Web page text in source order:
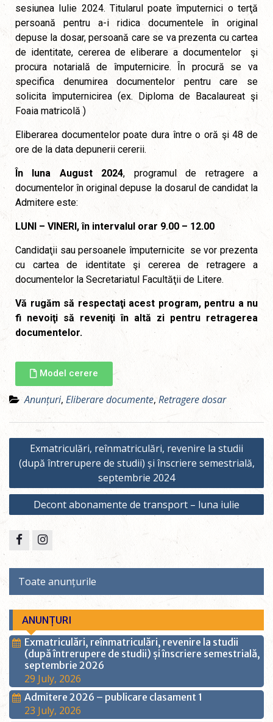
sesiunea Iulie 2024. Titularul poate împuternici o terţă
persoană pentru a-i ridica documentele în original
depuse la dosar, persoană care se va prezenta cu cartea
de identitate, cererea de eliberare a documentelor şi
procura notarială de împuternicire. În procură se va
specifica denumirea documentelor pentru care se
solicita împuternicirea (ex. Diploma de Bacalaureat şi
Foaia matricolă )
Eliberarea documentelor poate dura între o oră şi 48 de
ore de la data depunerii cererii.
În luna August 2024, programul de retragere a
documentelor în original depuse la dosarul de candidat la
Admitere este:
LUNI – VINERI, în intervalul orar 9.00 – 12.00
Candidaţii sau persoanele împuternicite se vor prezenta
cu cartea de identitate şi cererea de retragere a
documentelor la Secretariatul Facultăţii de Litere.
Vă rugăm să respectaţi acest program, pentru a nu
fi nevoiţi să reveniţi în altă zi pentru retragerea
documentelor.
Model cerere
Anunțuri, Eliberare documente,Retragere dosar
Exmatriculări, reînmatriculări, revenire la studii
(după întrerupere de studii) și înscriere semestrială,
septembrie 2024
Decont abonamente de transport – luna iulie
Toate anunțurile
ANUNȚURI
Exmatriculări, reînmatriculări, revenire la studii
(după întrerupere de studii) și înscriere semestrială,
septembrie 2026
29 July, 2026
Admitere 2026 – publicare clasament 1
23 July, 2026